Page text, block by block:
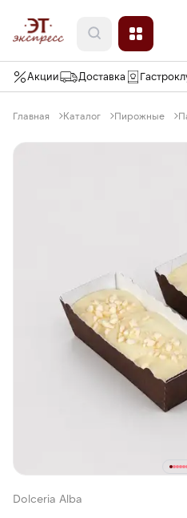
Акции Доставка
Главная Каталог Пирожные
Dolceria Alba